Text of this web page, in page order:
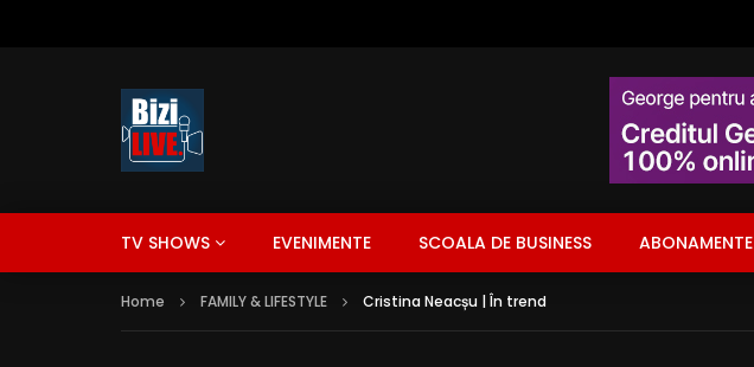
TV SHOWS EVENIMENTE SCOALA DE BUSINESS ABONAMENTE
Home FAMILY & LIFESTYLE Cristina Neacșu | În trend